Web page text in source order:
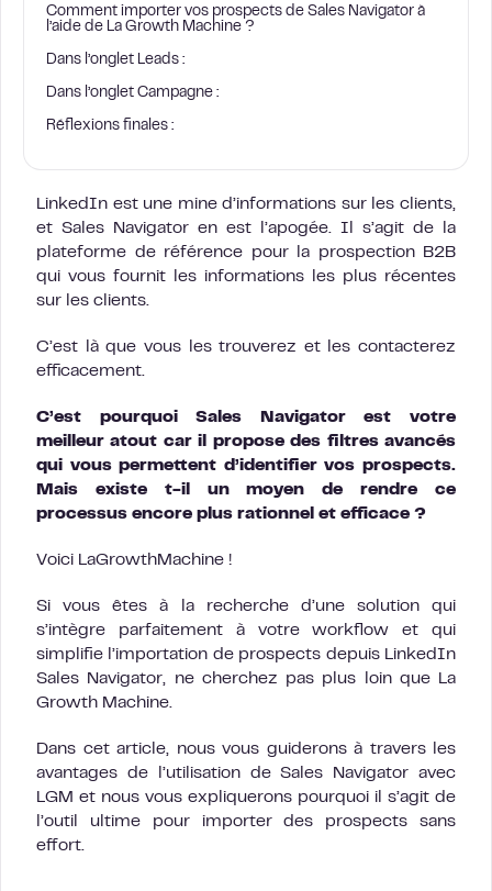
Comment importer vos prospects de Sales Navigator à
l’aide de La Growth Machine ?
Dans l’onglet Leads :
Dans l’onglet Campagne :
Réflexions finales :
LinkedIn est une mine d’informations sur les clients,
et Sales Navigator en est l’apogée. Il s’agit de la
plateforme de référence pour la prospection B2B
qui vous fournit les informations les plus récentes
sur les clients.
C’est là que vous les trouverez et les contacterez
efficacement.
C’est pourquoi Sales Navigator est votre
meilleur atout car il propose des filtres avancés
qui vous permettent d’identifier vos prospects.
Mais existe t-il un moyen de rendre ce
processus encore plus rationnel et efficace ?
Voici LaGrowthMachine !
Si vous êtes à la recherche d’une solution qui
s’intègre parfaitement à votre workflow et qui
simplifie l’importation de prospects depuis LinkedIn
Sales Navigator, ne cherchez pas plus loin que La
Growth Machine.
Dans cet article, nous vous guiderons à travers les
avantages de l’utilisation de Sales Navigator avec
LGM et nous vous expliquerons pourquoi il s’agit de
l’outil ultime pour importer des prospects sans
effort.